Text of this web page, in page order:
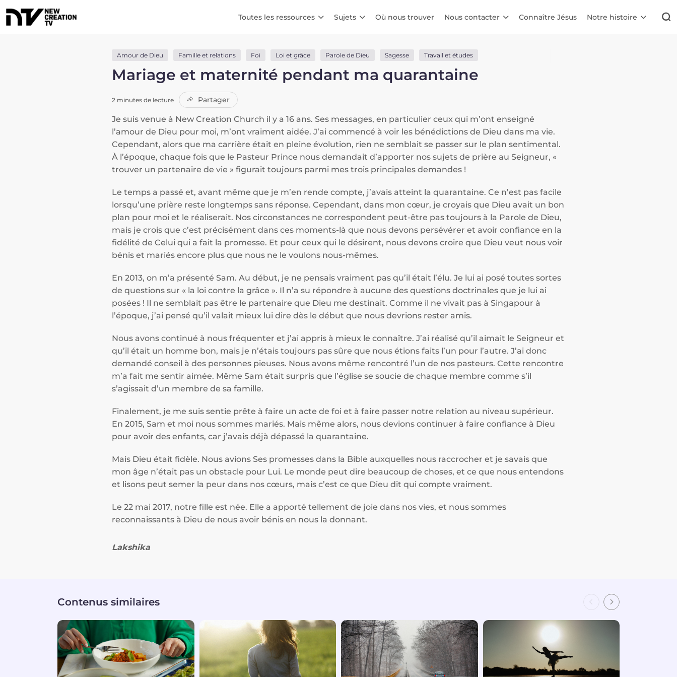
Toutes les ressources Sujets Où nous trouver Nous contacter Connaître Jésus Notre histoire
Amour de Dieu Famille et relations Foi Loi et grâce Parole de Dieu Sagesse Travail et études
Mariage et maternité pendant ma quarantaine
2 minutes de lecture Partager
Je suis venue à New Creation Church il y a 16 ans. Ses messages, en particulier ceux qui m’ont enseigné
l’amour de Dieu pour moi, m’ont vraiment aidée. J’ai commencé à voir les bénédictions de Dieu dans ma vie.
Cependant, alors que ma carrière était en pleine évolution, rien ne semblait se passer sur le plan sentimental.
À l’époque, chaque fois que le Pasteur Prince nous demandait d’apporter nos sujets de prière au Seigneur, «
trouver un partenaire de vie » figurait toujours parmi mes trois principales demandes !
Le temps a passé et, avant même que je m’en rende compte, j’avais atteint la quarantaine. Ce n’est pas facile
lorsqu’une prière reste longtemps sans réponse. Cependant, dans mon cœur, je croyais que Dieu avait un bon
plan pour moi et le réaliserait. Nos circonstances ne correspondent peut-être pas toujours à la Parole de Dieu,
mais je crois que c’est précisément dans ces moments-là que nous devons persévérer et avoir confiance en la
fidélité de Celui qui a fait la promesse. Et pour ceux qui le désirent, nous devons croire que Dieu veut nous voir
bénis et mariés encore plus que nous ne le voulons nous-mêmes.
En 2013, on m’a présenté Sam. Au début, je ne pensais vraiment pas qu’il était l’élu. Je lui ai posé toutes sortes
de questions sur « la loi contre la grâce ». Il n’a su répondre à aucune des questions doctrinales que je lui ai
posées ! Il ne semblait pas être le partenaire que Dieu me destinait. Comme il ne vivait pas à Singapour à
l’époque, j’ai pensé qu’il valait mieux lui dire dès le début que nous devrions rester amis.
Nous avons continué à nous fréquenter et j’ai appris à mieux le connaître. J’ai réalisé qu’il aimait le Seigneur et
qu’il était un homme bon, mais je n’étais toujours pas sûre que nous étions faits l’un pour l’autre. J’ai donc
demandé conseil à des personnes pieuses. Nous avons même rencontré l’un de nos pasteurs. Cette rencontre
m’a fait me sentir aimée. Même Sam était surpris que l’église se soucie de chaque membre comme s’il
s’agissait d’un membre de sa famille.
Finalement, je me suis sentie prête à faire un acte de foi et à faire passer notre relation au niveau supérieur.
En 2015, Sam et moi nous sommes mariés. Mais même alors, nous devions continuer à faire confiance à Dieu
pour avoir des enfants, car j’avais déjà dépassé la quarantaine.
Mais Dieu était fidèle. Nous avions Ses promesses dans la Bible auxquelles nous raccrocher et je savais que
mon âge n’était pas un obstacle pour Lui. Le monde peut dire beaucoup de choses, et ce que nous entendons
et lisons peut semer la peur dans nos cœurs, mais c’est ce que Dieu dit qui compte vraiment.
Le 22 mai 2017, notre fille est née. Elle a apporté tellement de joie dans nos vies, et nous sommes
reconnaissants à Dieu de nous avoir bénis en nous la donnant.
Lakshika
Contenus similaires